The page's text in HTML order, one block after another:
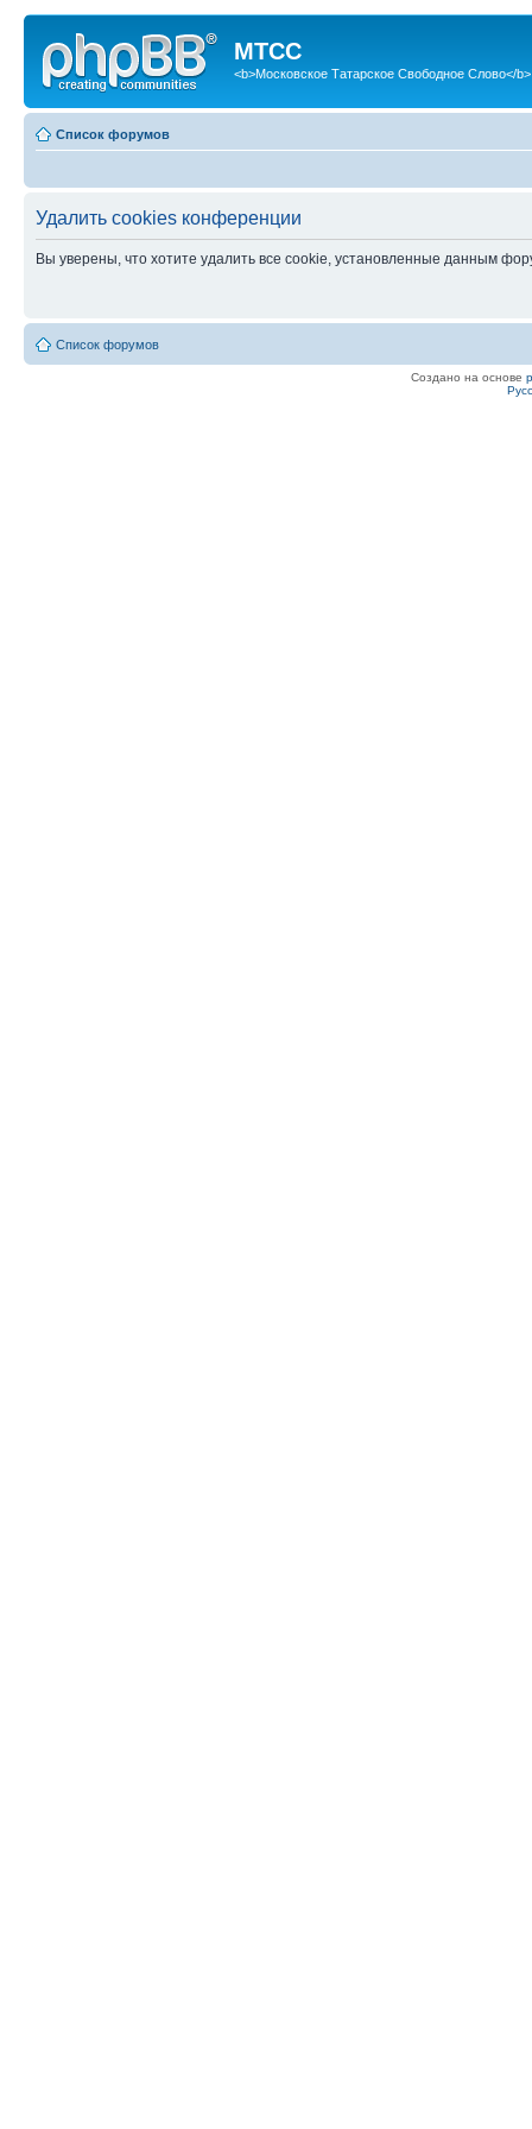
МТСС
<b>Московское Татарское Свободное Слово</b>
Список форумов
Удалить cookies конференции
Вы уверены, что хотите удалить все cookie, установленные данным
Список форумов
Создано на основе